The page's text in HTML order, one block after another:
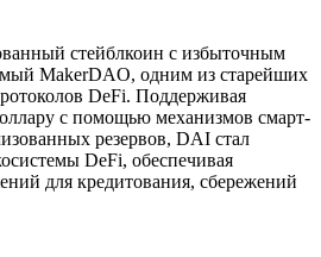
стейблкоин с избыточным
MakerDAO, одним из старейших
DeFi. Поддерживая
с помощью механизмов смарт-
резервов, DAI стал
DeFi, обеспечивая
для кредитования, сбережений